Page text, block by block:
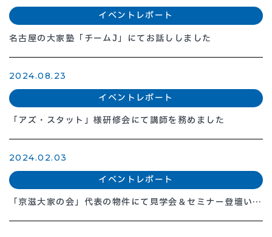
イベントレポート
名古屋の大家塾「チームJ」にてお話ししました
2024.08.23
イベントレポート
「アズ・スタット」様研修会にて講師を務めました
2024.02.03
イベントレポート
「京滋大家の会」代表の物件にて見学会＆セミナー登壇いた